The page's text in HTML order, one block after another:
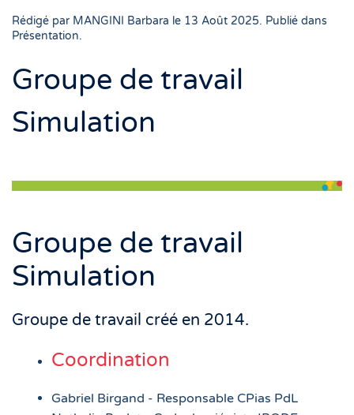
Rédigé par MANGINI Barbara le 13 Août 2025. Publié dans
Présentation.
Groupe de travail
Simulation
Groupe de travail
Simulation
Groupe de travail créé en 2014.
Coordination
Gabriel Birgand - Responsable CPias PdL